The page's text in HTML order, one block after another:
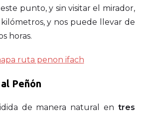
este punto, y sin visitar el mirador,
kilómetros, y nos puede llevar de
horas.
Peñón
de manera natural en tres